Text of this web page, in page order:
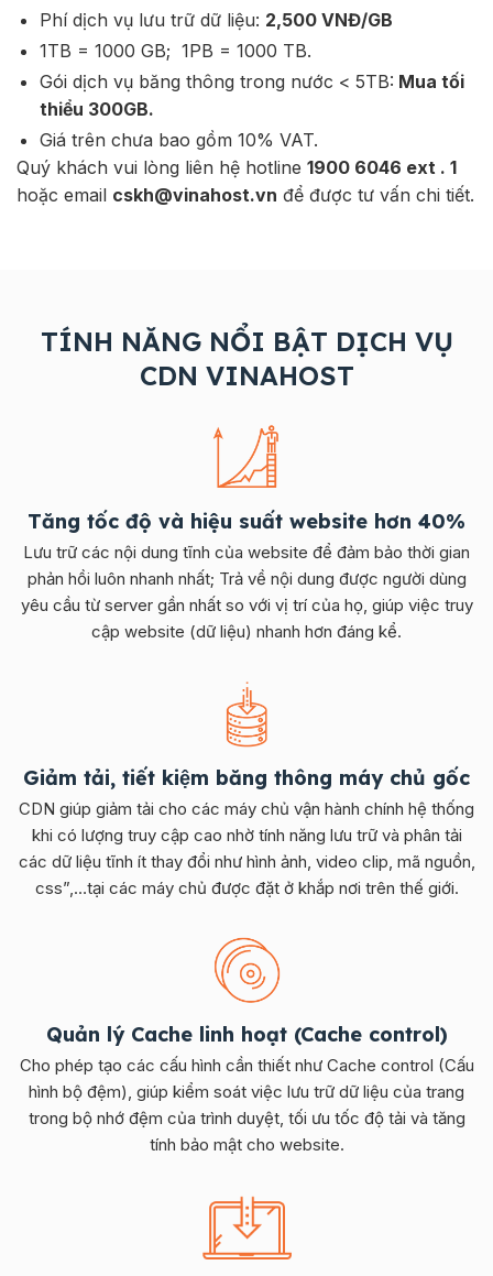
Phí dịch vụ lưu trữ dữ liệu: 2,500 VNĐ/GB
1TB = 1000 GB; 1PB = 1000 TB.
Gói dịch vụ băng thông trong nước < 5TB: Mua tối
thiểu 300GB.
Giá trên chưa bao gồm 10% VAT.
Quý khách vui lòng liên hệ hotline 1900 6046 ext . 1
hoặc email cskh@vinahost.vn để được tư vấn chi tiết.
TÍNH NĂNG NỔI BẬT DỊCH VỤ
CDN VINAHOST
Tăng tốc độ và hiệu suất website hơn 40%
Lưu trữ các nội dung tĩnh của website để đảm bảo thời gian
phản hồi luôn nhanh nhất; Trả về nội dung được người dùng
yêu cầu từ server gần nhất so với vị trí của họ, giúp việc truy
cập website (dữ liệu) nhanh hơn đáng kể.
Giảm tải, tiết kiệm băng thông máy chủ gốc
CDN giúp giảm tải cho các máy chủ vận hành chính hệ thống
khi có lượng truy cập cao nhờ tính năng lưu trữ và phân tải
các dữ liệu tĩnh ít thay đổi như hình ảnh, video clip, mã nguồn,
css”,…tại các máy chủ được đặt ở khắp nơi trên thế giới.
Quản lý Cache linh hoạt (Cache control)
Cho phép tạo các cấu hình cần thiết như Cache control (Cấu
hình bộ đệm), giúp kiểm soát việc lưu trữ dữ liệu của trang
trong bộ nhớ đệm của trình duyệt, tối ưu tốc độ tải và tăng
tính bảo mật cho website.